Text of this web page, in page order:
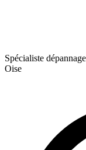
Spécialiste
Oise